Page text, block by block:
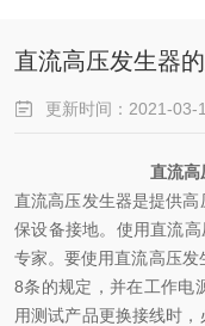
直流高压发生器
更新时间：2021-03-
直流高
直流高压发生器是提供高
保设备接地。使用直流高
专家。要使用直流高压发
8条的规定，并在工作电
用测试产品更换接线时